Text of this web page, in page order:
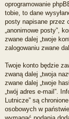
oprogramowanie
tobie, to dane
posty napisane przez
„anonimowe posty”,
zwane dalej „twoje
zalogowaniu zwane
Twoje konto będzie
zwaną dalej „twoja
zwane dalej „twoje
„twój adres e-mail”.
Lutnicze” są
osobowych w